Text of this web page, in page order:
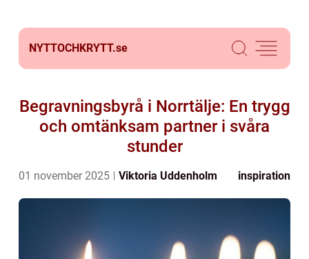
NYTTOCHKRYTT.se
Begravningsbyrå i Norrtälje: En trygg
och omtänksam partner i svåra
stunder
01 november 2025 Viktoria Uddenholm inspiration